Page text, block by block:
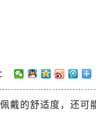
戴的舒适度，还可